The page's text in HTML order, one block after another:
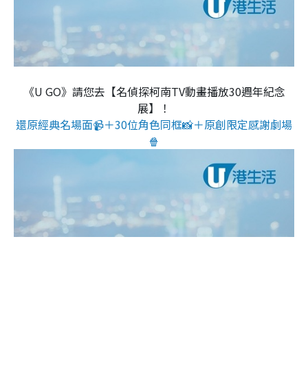
《U GO》請您去【名偵探柯南TV動畫播放30週年紀念
展】！
還原經典名場面📹＋30位角色同框📸＋原創限定感謝劇場
🍿